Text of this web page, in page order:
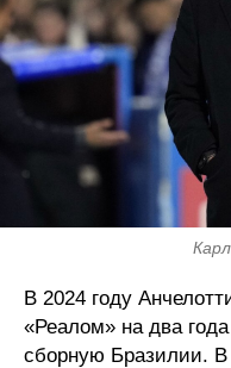
В 2024 году
«Реалом» на два
сборную Бразилии. В